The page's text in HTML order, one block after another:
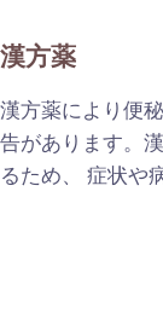
漢方薬
漢方薬により便
告があります。
るため、 症状や